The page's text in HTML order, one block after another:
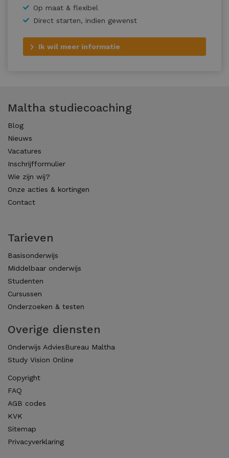
Op maat & flexibel
Direct starten, indien gewenst
Ik wil meer informatie
Maltha studiecoaching
Blog
Nieuws
Vacatures
Inschrijfformulier
Wie zijn wij?
Onze acties & kortingen
Contact
Tarieven
Basisonderwijs
Middelbaar onderwijs
Studenten
Cursussen
Onderzoeken & testen
Overige diensten
Onderwijs AdviesBureau Maltha
Study Vision Online
Copyright
FAQ
AGB codes
KVK
Sitemap
Privacyverklaring